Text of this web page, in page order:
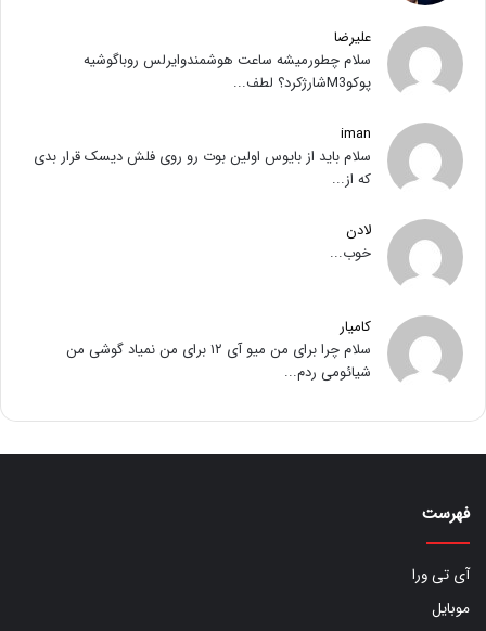
علیرضا
سلام چطورمیشه ساعت هوشمندوایرلس روباگوشیه
پوکوM3شارژکرد؟ لطف...
iman
سلام باید از بایوس اولین بوت رو روی فلش دیسک قرار بدی
که از...
لادن
خوب...
کامیار
سلام چرا برای من میو آی ۱۲ برای من نمیاد گوشی من
شیائومی ردم...
فهرست
آی تی ورا
موبایل